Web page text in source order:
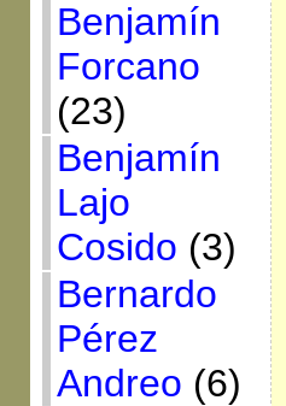
Benjamín
Forcano
(23)
Benjamín
Lajo
Cosido (3)
Bernardo
Pérez
Andreo (6)